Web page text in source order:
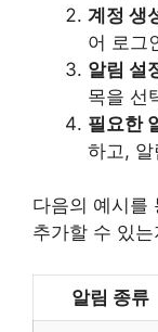
계정 생
어 로그
알림 설
목을 선
필요한
하고,
다음의 예시를
추가할 수 있
알림 종류